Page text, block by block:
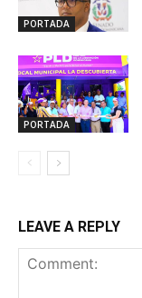
PORTADA
PORTADA
LEAVE A REPLY